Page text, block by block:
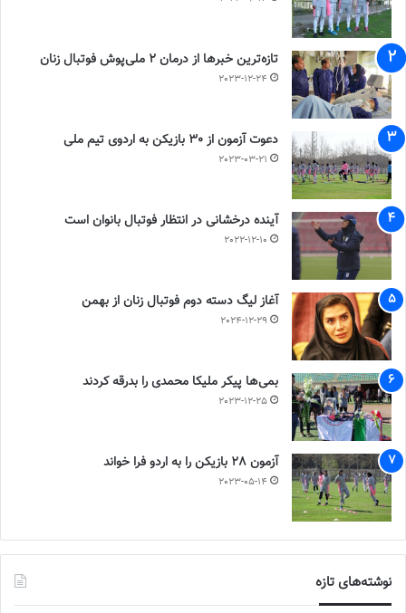
تازه‌ترین خبرها از درمان ۲ ملی‌پوش فوتبال زنان
2023-12-24
دعوت آزمون از 30 بازیکن به اردوی تیم ملی
2023-03-21
آینده درخشانی در انتظار فوتبال بانوان است
2022-12-10
آغاز لیگ دسته دوم فوتبال زنان از بهمن
2024-12-29
بمی‌ها پیکر ملیکا محمدی را بدرقه کردند
2023-12-25
آزمون 28 بازیکن را به اردو فرا خواند
2023-05-14
نوشته‌های تازه